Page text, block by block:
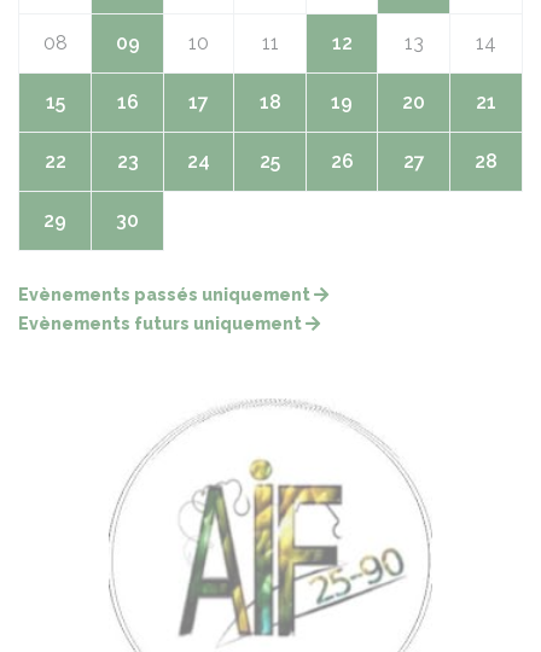
08 09 10 11 12 13 14
15 16 17 18 19 20 21
22 23 24 25 26 27 28
29 30
Evènements passés uniquement
Evènements futurs uniquement